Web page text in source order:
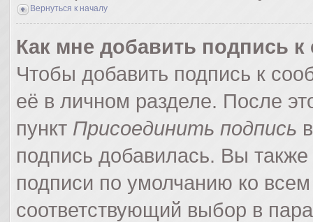
Вернуться к началу
Как мне добавить подпись
Чтобы добавить подпись к
её в личном разделе. После
пункт Присоединить подпись
подпись добавилась. Вы
подписи по умолчанию ко
соответствующий выбор в